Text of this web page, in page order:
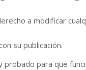
a modificar
su publicación.
para que